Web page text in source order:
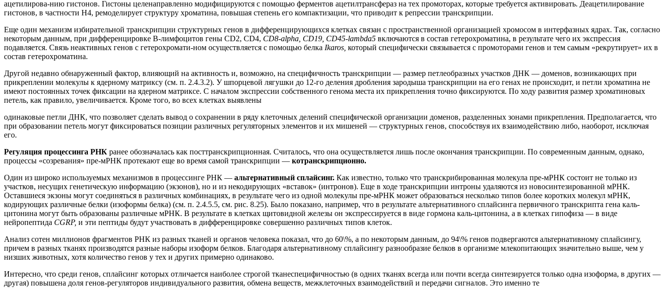
ацетилирова-нию гистонов. Гистоны целенаправленно модифицируются с помощью ферментов ацетилтрансфераз на тех промоторах, которые требуется активировать. Деацетилирование
гистонов, в частности Н4, ремоделирует структуру хроматина, повышая степень его компактизации, что приводит к репрессии транскрипции.
Еще один механизм избирательной транскрипции структурных генов в дифференцирующихся клетках связан с пространственной организацией хромосом в интерфазных ядрах. Так, согласно
некоторым данным, при дифференцировке В-лимфоцитов гены CD2, CD4, CD8-alpha, CD19, CD45-lambda5 включаются в состав гетерохроматина, в результате чего их экспрессия
подавляется. Связь неактивных генов с гетерохромати-ном осуществляется с помощью белка Ikaros, который специфически связывается с промоторами генов и тем самым «рекрутирует» их в
состав гетерохроматина.
Другой недавно обнаруженный фактор, влияющий на активность и, возможно, на специфичность транскрипции — размер петлеобразных участков ДНК — доменов, возникающих при
прикреплении молекулы к ядерному матриксу (см. п. 2.4.3.2). У шпорцевой лягушки до 12-го деления дробления зародыша транскрипции на его генах не происходит, и петли хроматина не
имеют постоянных точек фиксации на ядерном матриксе. С началом экспрессии собственного генома места их прикрепления точно фиксируются. По ходу развития размер хроматиновых
петель, как правило, увеличивается. Кроме того, во всех клетках выявлены
одинаковые петли ДНК, что позволяет сделать вывод о сохранении в ряду клеточных делений специфической организации доменов, разделенных зонами прикрепления. Предполагается, что
при образовании петель могут фиксироваться позиции различных регуляторных элементов и их мишеней — структурных генов, способствуя их взаимодействию либо, наоборот, исключая
его.
Регуляция процессинга РНК ранее обозначалась как посттранскрипционная. Считалось, что она осуществляется лишь после окончания транскрипции. По современным данным, однако,
процессы «созревания» пре-мРНК протекают еще во время самой транскрипции — котранскрипционно.
Один из широко используемых механизмов в процессинге РНК — альтернативный сплайсинг. Как известно, только что транскрибированная молекула пре-мРНК состоит не только из
участков, несущих генетическую информацию (экзонов), но и из некодирующих «вставок» (интронов). Еще в ходе транскрипции интроны удаляются из новосинтезированной мРНК.
Оставшиеся экзоны могут соединяться в различных комбинациях, в результате чего из одной молекулы пре-мРНК может образоваться несколько типов более коротких молекул мРНК,
кодирующих различные белки (изоформы белка) (см. п. 2.4.5.5, см. рис. 8.25). Было показано, например, что в результате альтернативного сплайсинга первичного транскрипта гена каль-
цитонина могут быть образованы различные мРНК. В результате в клетках щитовидной железы он экспрессируется в виде гормона каль-цитонина, а в клетках гипофиза — в виде
нейропептида CGRP, и эти пептиды будут участвовать в дифференцировке совершенно различных типов клеток.
Анализ сотен миллионов фрагментов РНК из разных тканей и органов человека показал, что до 60\%, а по некоторым данным, до 94\% генов подвергаются альтернативному сплайсингу,
причем в разных тканях производятся разные наборы изоформ белков. Благодаря альтернативному сплайсингу разнообразие белков в организме млекопитающих значительно выше, чем у
низших животных, хотя количество генов у тех и других примерно одинаково.
Интересно, что среди генов, сплайсинг которых отличается наиболее строгой тканеспецифичностью (в одних тканях всегда или почти всегда синтезируется только одна изоформа, в других —
другая) повышена доля генов-регуляторов индивидуального развития, обмена веществ, межклеточных взаимодействий и передачи сигналов. Это именно те